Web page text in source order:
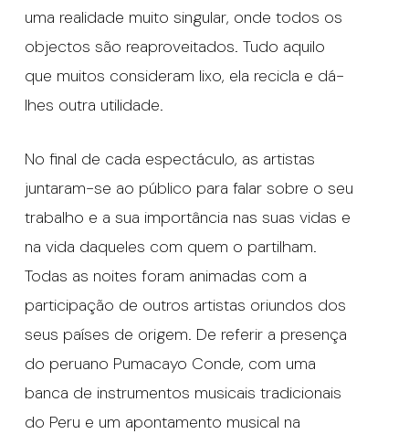
uma realidade muito singular, onde todos os
objectos são reaproveitados. Tudo aquilo
que muitos consideram lixo, ela recicla e dá-
lhes outra utilidade.
No final de cada espectáculo, as artistas
juntaram-se ao público para falar sobre o seu
trabalho e a sua importância nas suas vidas e
na vida daqueles com quem o partilham.
Todas as noites foram animadas com a
participação de outros artistas oriundos dos
seus países de origem. De referir a presença
do peruano Pumacayo Conde, com uma
banca de instrumentos musicais tradicionais
do Peru e um apontamento musical na